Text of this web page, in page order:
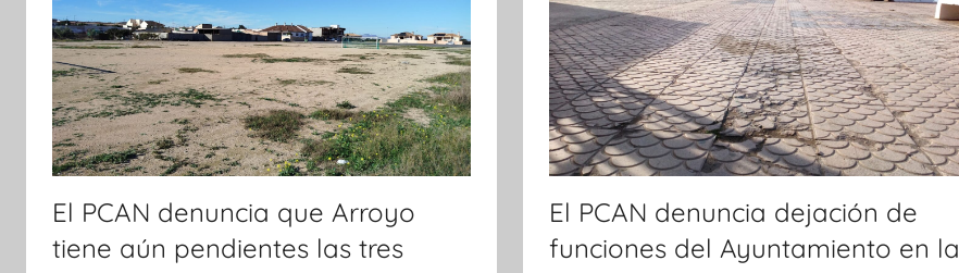
El PCAN denuncia que Arroyo
tiene aún pendientes las tres
El PCAN denuncia dejación de
funciones del Ayuntamiento en la